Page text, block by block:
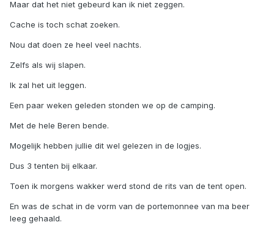
Maar dat het niet gebeurd kan ik niet zeggen.
Cache is toch schat zoeken.
Nou dat doen ze heel veel nachts.
Zelfs als wij slapen.
Ik zal het uit leggen.
Een paar weken geleden stonden we op de camping.
Met de hele Beren bende.
Mogelijk hebben jullie dit wel gelezen in de logjes.
Dus 3 tenten bij elkaar.
Toen ik morgens wakker werd stond de rits van de tent open.
En was de schat in de vorm van de portemonnee van ma beer
leeg gehaald.